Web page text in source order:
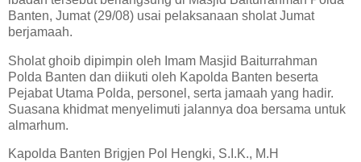
Banten, Jumat (29/08) usai pelaksanaan sholat Jumat
berjamaah.
Sholat ghoib dipimpin oleh Imam Masjid Baiturrahman
Polda Banten dan diikuti oleh Kapolda Banten beserta
Pejabat Utama Polda, personel, serta jamaah yang hadir.
Suasana khidmat menyelimuti jalannya doa bersama untuk
almarhum.
Kapolda Banten Brigjen Pol Hengki, S.I.K., M.H